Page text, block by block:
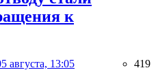
к
августа, 13:05 419